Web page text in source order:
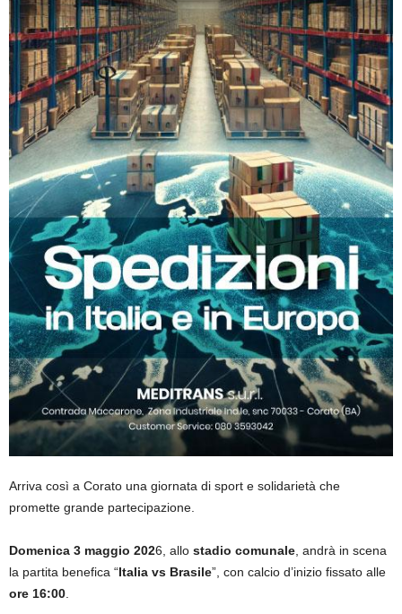
Arriva così a Corato una giornata di sport e solidarietà che
promette grande partecipazione.
Domenica 3 maggio 2026, allo stadio comunale , andrà in scena
la partita benefica “Italia vs Brasile”, con calcio d’inizio fissato alle
ore 16:00